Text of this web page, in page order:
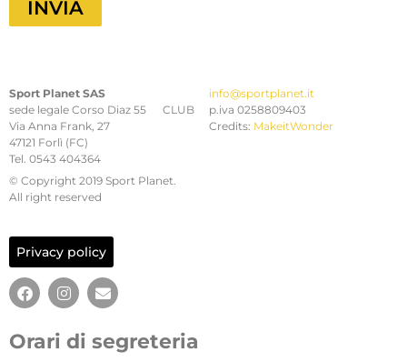
INVIA
Sport Planet SAS
sede legale Corso Diaz 55 CLUB
Via Anna Frank, 27
47121 Forlì (FC)
Tel. 0543 404364
info@sportplanet.it
p.iva 0258809403
Credits: MakeitWonder
© Copyright 2019 Sport Planet.
All right reserved
Privacy policy
Orari di segreteria